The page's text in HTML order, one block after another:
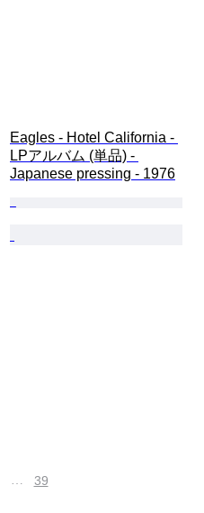
Eagles - Hotel California -
LPアルバム (単品) -
Japanese pressing - 1976
… 39